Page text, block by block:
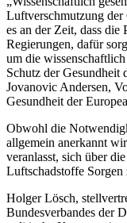
Luftverschmutzung der
es an der Zeit, dass die
Regierungen, dafür
um die
Schutz der Gesundheit
Jovanovic Andersen,
Gesundheit der
Obwohl die
allgemein anerkannt
veranlasst, sich über
Luftschadstoffe Sorgen
Holger Lösch,
Bundesverbandes der